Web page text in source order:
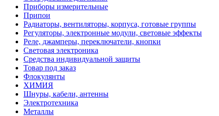
Приборы измерительные
Припои
Радиаторы, вентиляторы, корпуса, готовые группы
Регуляторы, электронные модули, световые эффекты
Реле, джамперы, переключатели, кнопки
Световая электроника
Средства индивидуальной защиты
Товар под заказ
Флокулянты
ХИМИЯ
Шнуры, кабели, антенны
Электротехника
Металлы